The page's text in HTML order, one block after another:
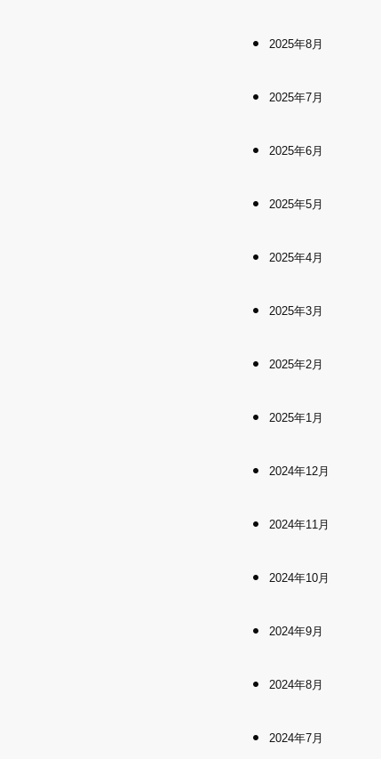
2025年8月
2025年7月
2025年6月
2025年5月
2025年4月
2025年3月
2025年2月
2025年1月
2024年12月
2024年11月
2024年10月
2024年9月
2024年8月
2024年7月